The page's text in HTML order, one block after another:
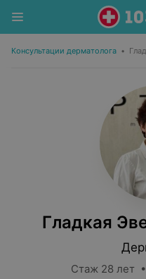
Консультации дерматолога •
Гладкая
Стаж 28 лет